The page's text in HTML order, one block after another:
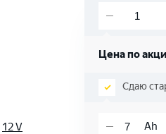
12 V
Цена по
Сдаю